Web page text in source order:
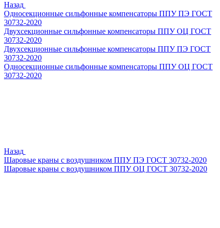
Назад
Односекционные сильфонные компенсаторы ППУ ПЭ ГОСТ
30732-2020
Двухсекционные сильфонные компенсаторы ППУ ОЦ ГОСТ
30732-2020
Двухсекционные сильфонные компенсаторы ППУ ПЭ ГОСТ
30732-2020
Односекционные сильфонные компенсаторы ППУ ОЦ ГОСТ
30732-2020
Назад
Шаровые краны с воздушником ППУ ПЭ ГОСТ 30732-2020
Шаровые краны с воздушником ППУ ОЦ ГОСТ 30732-2020